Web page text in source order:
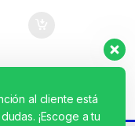
al cliente está
¡Escoge a tu